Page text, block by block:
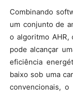
Combinando
um conjunto de
o algoritmo AHR,
pode alcançar
eficiência
baixo sob uma
convencionais,